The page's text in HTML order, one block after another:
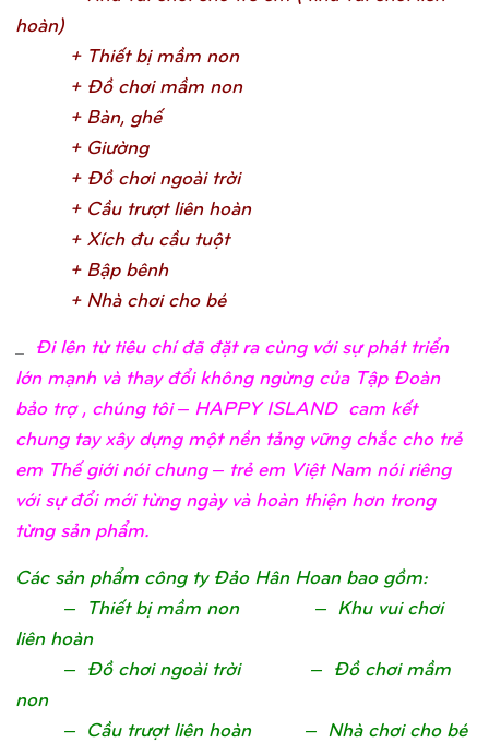
hoàn)
+ Thiết bịmầm non
+ Đồchơi mầm non
+ Bàn, ghế
+ Giường
+ Đồchơi ngoài trời
+ Cầu trượt liên hoàn
+ Xích đu cầu tuột
+ Bập bênh
+ Nhà chơi cho bé
Đi lên từ tiêu chí đã đặt ra cùng với sự phát triển
lớn mạnh và thay đổi không ngừng của Tập Đoàn
bảo trợ , chúng tôi – HAPPY ISLAND cam kết
chung tay xây dựng một nền tảng vững chắc cho trẻ
em Thế giới nói chung – trẻ em Việt Nam nói riêng
với sự đổi mới từng ngày và hoàn thiện hơn trong
từng sản phẩm.
Các sản phẩm công ty Đảo Hân Hoan bao gồm:
– Thiết bị mầm non – Khu vui chơi
liên hoàn
– Đồ chơi ngoài trời – Đồ chơi mầm
non
– Cầu trượt liên hoàn – Nhà chơi cho bé